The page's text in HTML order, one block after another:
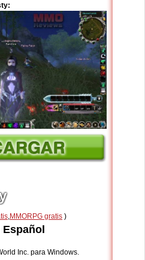
,MMORPG gratis )
Inc. para Windows.